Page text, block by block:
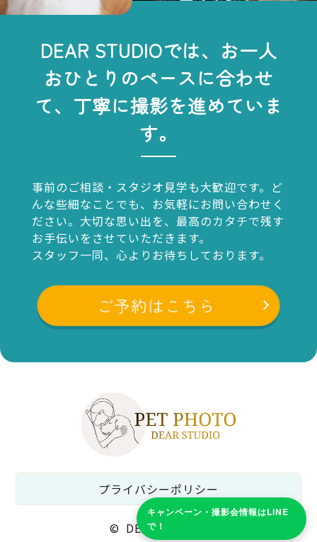
キャンペーン・撮影会情報はLINE
で！
DEAR STUDIOでは、お一人
おひとりのペースに合わせ
て、丁寧に撮影を進めていま
す。
事前のご相談・スタジオ見学も大歓迎です。ど
んな些細なことでも、お気軽にお問い合わせく
ださい。大切な思い出を、最高のカタチで残す
お手伝いをさせていただきます。
スタッフ一同、心よりお待ちしております。
ご予約はこちら
プライバシーポリシー
© DEAR STUDIO